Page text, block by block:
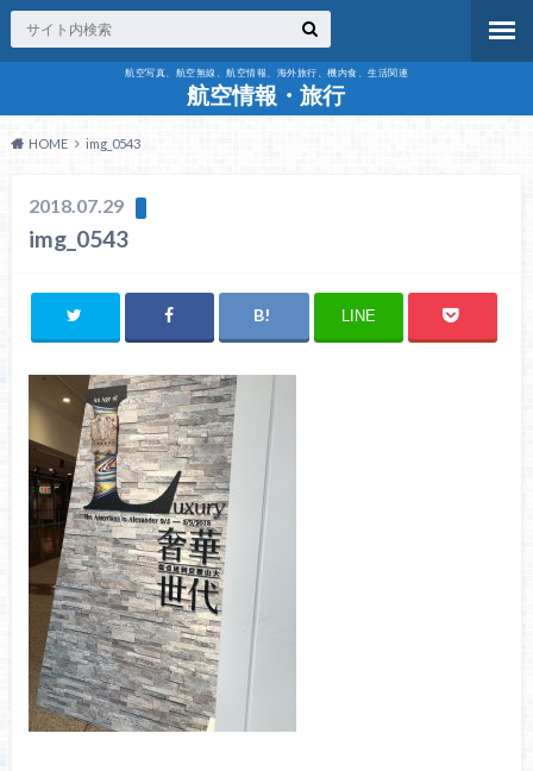
航空写真、航空無線、航空情報、海外旅行、機内食、生活関連
航空情報・旅行
HOME img_0543
2018.07.29
img_0543
LINE